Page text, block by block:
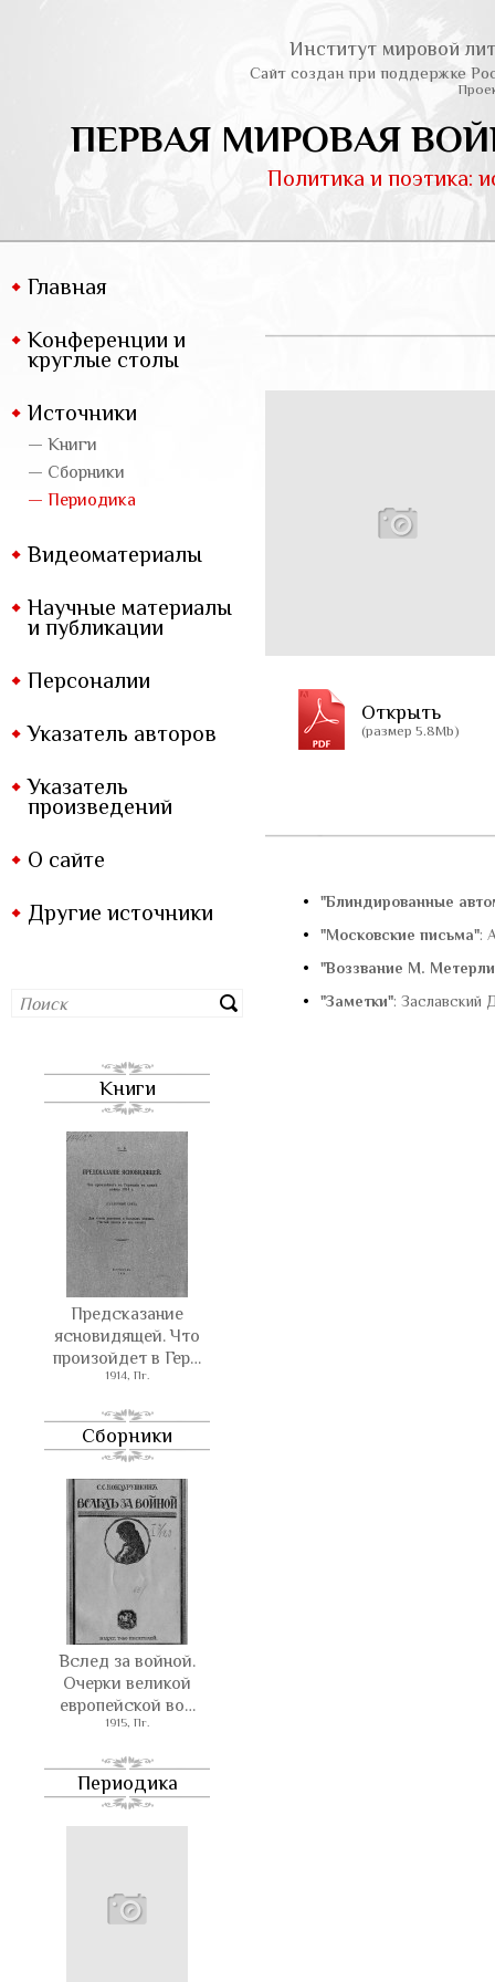
Институт мировой
Сайт создан при поддержке
ПЕРВАЯ МИРОВАЯ
Политика и поэтика:
Главная
Конференции и
круглые столы
Источники
— Книги
— Сборники
— Периодика
Видеоматериалы
Научные материалы
и публикации
Персоналии
Указатель авторов
Указатель
произведений
О сайте
Другие источники
Книги
Предсказание
ясновидящей. Что
произойдет в Гер…
1914, Пг.
Сборники
Вслед за войной.
Очерки великой
европейской во…
1915, Пг.
Периодика
Открыть
(размер 5.8Mb)
•
"Блиндированные
•
"Московские письма":
•
"Воззвание М.
•
"Заметки": Заславский